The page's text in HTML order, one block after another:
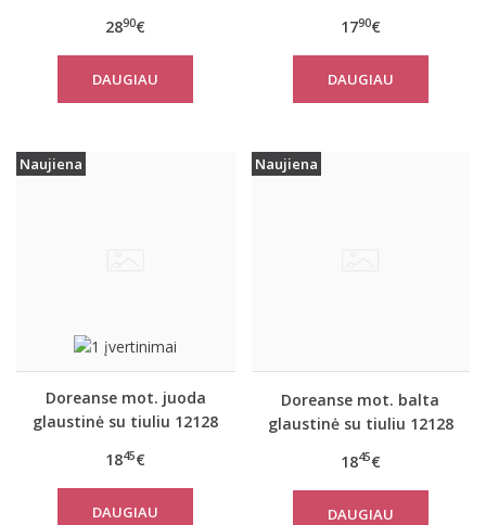
2890€
DAUGIAU
1790€
DAUGIAU
Naujiena
Doreanse mot. juoda
glaustinė su tiuliu 12128
1845€
DAUGIAU
Naujiena
Doreanse mot. balta
glaustinė su tiuliu 12128
1845€
DAUGIAU